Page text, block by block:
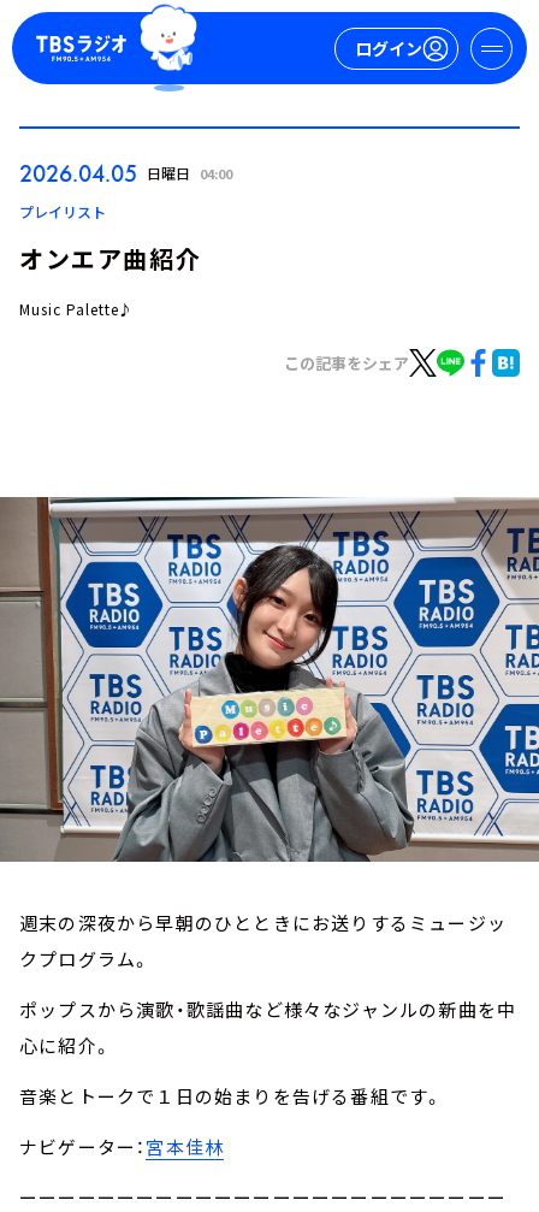
ログイン
トピックス
TBS Podcast
お知らせ
イベント・グッズ
YouTube
会社情報
2026.04.05 日曜日 04:00
プレイリスト
オンエア曲紹介
Music Palette♪
この記事をシェア
週末の深夜から早朝のひとときにお送りするミュージッ
クプログラム。
ポップスから演歌・歌謡曲など様々なジャンルの新曲を中
心に紹介。
音楽とトークで１日の始まりを告げる番組です。
ナビゲーター：宮本佳林
ーーーーーーーーーーーーーーーーーーーーーーーーー